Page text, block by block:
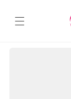
al contenido